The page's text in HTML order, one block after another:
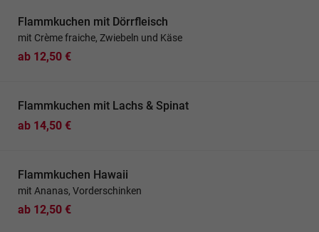
Flammkuchen mit Dörrfleisch
mit Crème fraiche, Zwiebeln und Käse
ab 12,50 €
Flammkuchen mit Lachs & Spinat
ab 14,50 €
Flammkuchen Hawaii
mit Ananas, Vorderschinken
ab 12,50 €